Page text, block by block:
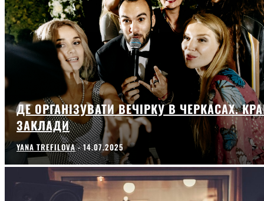
ДЕ ОРГАНІЗУВАТИ ВЕЧІРКУ В ЧЕРКАСАХ.
ЗАКЛАДИ
YANA TREFILOVA - 14.07.2025